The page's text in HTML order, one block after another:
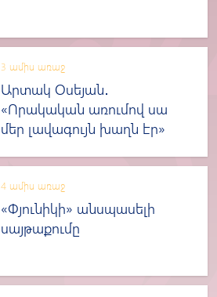
3 ամիս առաջ
Արտակ Օսեյան․
«Որակական առումով սա
մեր լավագույն խաղն էր»
4 ամիս առաջ
«Փյունիկի» անսպասելի
սայթաքումը